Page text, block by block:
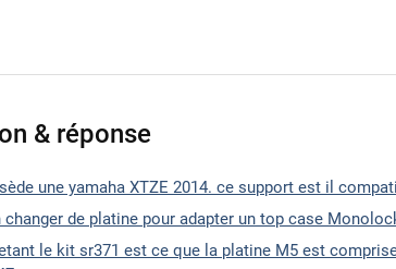
& réponse
une yamaha XTZE 2014. ce support est il
changer de platine pour adapter un top case
le kit sr371 est ce que la platine M5 est